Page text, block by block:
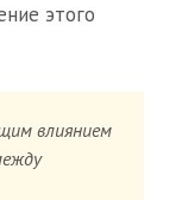
этого
влиянием